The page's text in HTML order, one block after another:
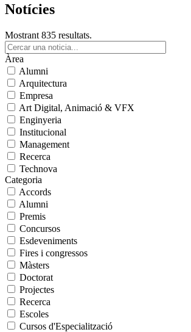
Notícies
Mostrant 835 resultats.
Àrea
Alumni
Arquitectura
Empresa
Art Digital, Animació & VFX
Enginyeria
Institucional
Management
Recerca
Technova
Categoria
Accords
Alumni
Premis
Concursos
Esdeveniments
Fires i congressos
Màsters
Doctorat
Projectes
Recerca
Escoles
Cursos d'Especialització